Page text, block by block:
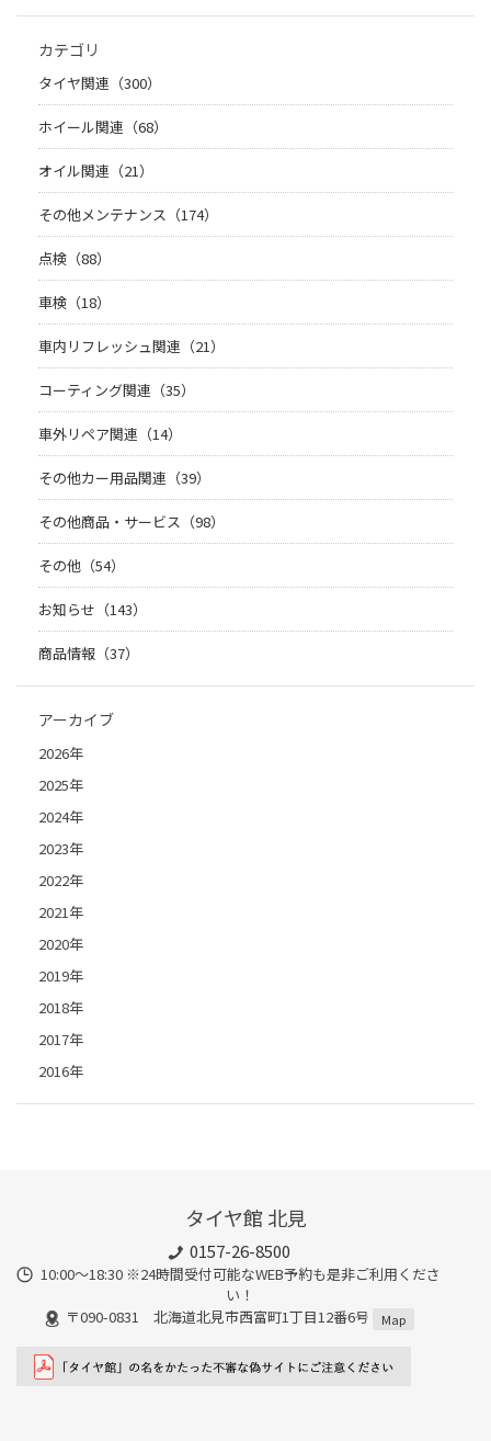
カテゴリ
タイヤ関連（300）
ホイール関連（68）
オイル関連（21）
その他メンテナンス（174）
点検（88）
車検（18）
車内リフレッシュ関連（21）
コーティング関連（35）
車外リペア関連（14）
その他カー用品関連（39）
その他商品・サービス（98）
その他（54）
お知らせ（143）
商品情報（37）
アーカイブ
2026年
2025年
2024年
2023年
2022年
2021年
2020年
2019年
2018年
2017年
2016年
タイヤ館 北見
0157-26-8500
10:00～18:30 ※24時間受付可能なWEB予約も是非ご利用くださ
い！
〒090-0831 北海道北見市西富町1丁目12番6号
Map